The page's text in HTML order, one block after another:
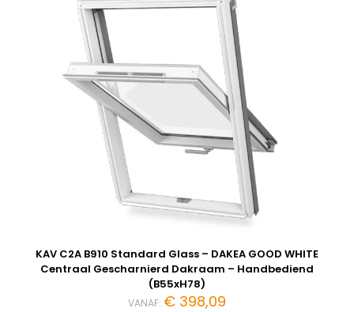
KAV C2A B910 Standard Glass – DAKEA GOOD WHITE
Centraal Gescharnierd Dakraam – Handbediend
(B55xH78)
VANAF: € 398,09